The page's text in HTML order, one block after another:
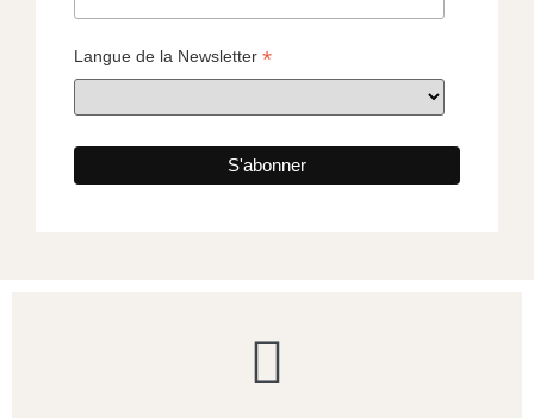
Langue de la Newsletter *